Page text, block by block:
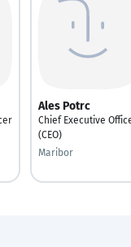
Ales Potrc
Chief Executive
(CEO)
Maribor